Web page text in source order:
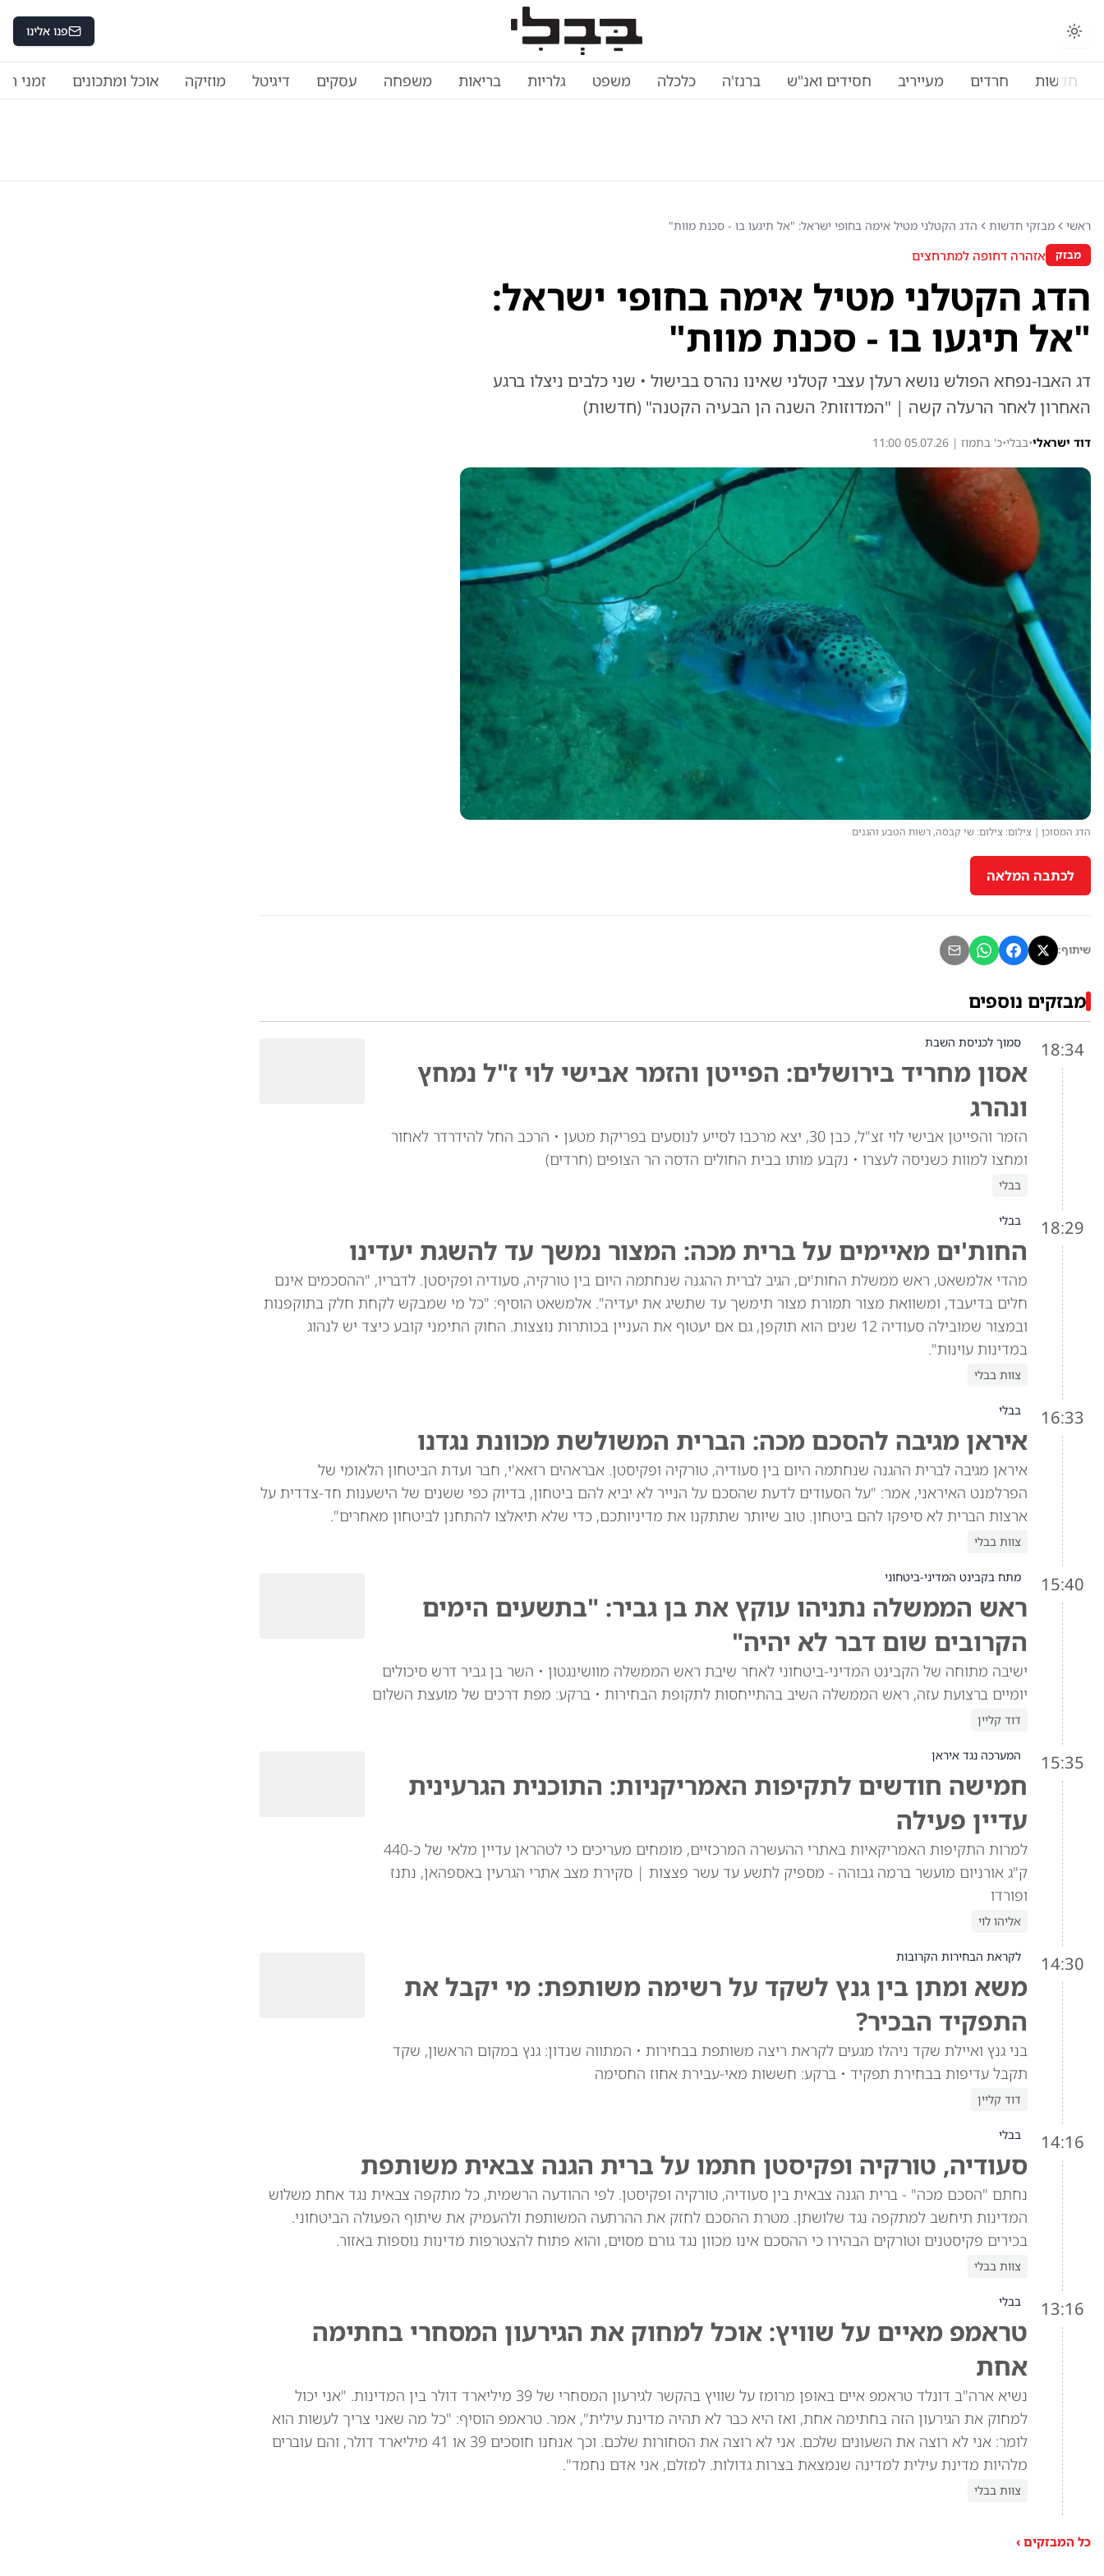
פנו אלינו
חדשות חרדים מעייריב חסידים ואנ"ש ברנז'ה כלכלה משפט גלריות בריאות משפחה עסקים דיגיטל מוזיקה אוכל ומתכונים זמני
ראשי מבזקי חדשות הדג הקטלני מטיל אימה בחופי ישראל: "אל תיגעו בו - סכנת מוות"
מבזק אזהרה דחופה למתרחצים
הדג הקטלני מטיל אימה בחופי ישראל:
"אל תיגעו בו - סכנת מוות"
דג האבו-נפחא הפולש נושא רעלן עצבי קטלני שאינו נהרס בבישול • שני כלבים ניצלו ברגע
האחרון לאחר הרעלה קשה | "המדוזות? השנה הן הבעיה הקטנה" (חדשות)
דוד ישראלי•בבלי•כ' בתמוז | 05.07.26 11:00
הדג המסוכן | צילום: צילום: שי קבסה, רשות הטבע והגנים
לכתבה המלאה
שיתוף:
מבזקים נוספים
18:34 סמוך לכניסת השבת
אסון מחריד בירושלים: הפייטן והזמר אבישי לוי ז"ל נמחץ
ונהרג
הזמר והפייטן אבישי לוי זצ"ל, כבן 30, יצא מרכבו לסייע לנוסעים בפריקת מטען • הרכב החל להידרדר לאחור
ומחצו למוות כשניסה לעצרו • נקבע מותו בבית החולים הדסה הר הצופים (חרדים)
בבלי
18:29 בבלי
החות'ים מאיימים על ברית מכה: המצור נמשך עד להשגת יעדינו
מהדי אלמשאט, ראש ממשלת החות'ים, הגיב לברית ההגנה שנחתמה היום בין טורקיה, סעודיה ופקיסטן. לדבריו, "ההסכמים אינם
חלים בדיעבד, ומשוואת מצור תמורת מצור תימשך עד שתשיג את יעדיה". אלמשאט הוסיף: "כל מי שמבקש לקחת חלק בתוקפנות
ובמצור שמובילה סעודיה 12 שנים הוא תוקפן, גם אם יעטוף את העניין בכותרות נוצצות. החוק התימני קובע כיצד יש לנהוג
במדינות עוינות".
צוות בבלי
16:33 בבלי
איראן מגיבה להסכם מכה: הברית המשולשת מכוונת נגדנו
איראן מגיבה לברית ההגנה שנחתמה היום בין סעודיה, טורקיה ופקיסטן. אבראהים רזאא'י, חבר ועדת הביטחון הלאומי של
הפרלמנט האיראני, אמר: "על הסעודים לדעת שהסכם על הנייר לא יביא להם ביטחון, בדיוק כפי ששנים של הישענות חד-צדדית על
ארצות הברית לא סיפקו להם ביטחון. טוב שיותר שתתקנו את מדיניותכם, כדי שלא תיאלצו להתחנן לביטחון מאחרים".
צוות בבלי
15:40 מתח בקבינט המדיני-ביטחוני
ראש הממשלה נתניהו עוקץ את בן גביר: "בתשעים הימים
הקרובים שום דבר לא יהיה"
ישיבה מתוחה של הקבינט המדיני-ביטחוני לאחר שיבת ראש הממשלה מוושינגטון • השר בן גביר דרש סיכולים
יומיים ברצועת עזה, ראש הממשלה השיב בהתייחסות לתקופת הבחירות • ברקע: מפת דרכים של מועצת השלום
דוד קליין
15:35 המערכה נגד איראן
חמישה חודשים לתקיפות האמריקניות: התוכנית הגרעינית
עדיין פעילה
למרות התקיפות האמריקאיות באתרי ההעשרה המרכזיים, מומחים מעריכים כי לטהראן עדיין מלאי של כ-440
ק"ג אורניום מועשר ברמה גבוהה - מספיק לתשע עד עשר פצצות | סקירת מצב אתרי הגרעין באספהאן, נתנז
ופורדו
אליהו לוי
14:30 לקראת הבחירות הקרובות
משא ומתן בין גנץ לשקד על רשימה משותפת: מי יקבל את
התפקיד הבכיר?
בני גנץ ואיילת שקד ניהלו מגעים לקראת ריצה משותפת בבחירות • המתווה שנדון: גנץ במקום הראשון, שקד
תקבל עדיפות בבחירת תפקיד • ברקע: חששות מאי-עבירת אחוז החסימה
דוד קליין
14:16 בבלי
סעודיה, טורקיה ופקיסטן חתמו על ברית הגנה צבאית משותפת
נחתם "הסכם מכה" - ברית הגנה צבאית בין סעודיה, טורקיה ופקיסטן. לפי ההודעה הרשמית, כל מתקפה צבאית נגד אחת משלוש
המדינות תיחשב למתקפה נגד שלושתן. מטרת ההסכם לחזק את ההרתעה המשותפת ולהעמיק את שיתוף הפעולה הביטחוני.
בכירים פקיסטנים וטורקים הבהירו כי ההסכם אינו מכוון נגד גורם מסוים, והוא פתוח להצטרפות מדינות נוספות באזור.
צוות בבלי
13:16 בבלי
טראמפ מאיים על שוויץ: אוכל למחוק את הגירעון המסחרי בחתימה
אחת
נשיא ארה"ב דונלד טראמפ איים באופן מרומז על שוויץ בהקשר לגירעון המסחרי של 39 מיליארד דולר בין המדינות. "אני יכול
למחוק את הגירעון הזה בחתימה אחת, ואז היא כבר לא תהיה מדינת עילית", אמר. טראמפ הוסיף: "כל מה שאני צריך לעשות הוא
לומר: אני לא רוצה את השעונים שלכם. אני לא רוצה את הסחורות שלכם. וכך אנחנו חוסכים 39 או 41 מיליארד דולר, והם עוברים
מלהיות מדינת עילית למדינה שנמצאת בצרות גדולות. למזלם, אני אדם נחמד".
צוות בבלי
כל המבזקים ›